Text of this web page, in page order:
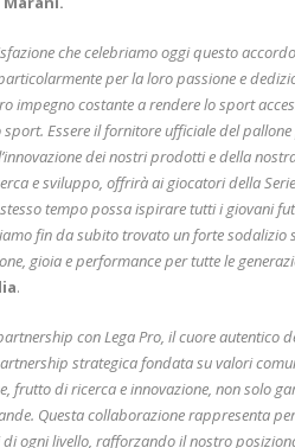
che celebriamo oggi questo
per la loro passione e
impegno costante a rendere lo sport
Essere il fornitore ufficiale del
dei nostri prodotti e della
e sviluppo, offrirà ai giocatori della
tempo possa ispirare tutti i giovani
fin da subito trovato un forte sodalizio
gioia e performance per tutte le
.
con Lega Pro, il cuore autentico
strategica fondata su valori
frutto di ricerca e innovazione, non solo
Questa collaborazione rappresenta
ogni livello, rafforzando il nostro